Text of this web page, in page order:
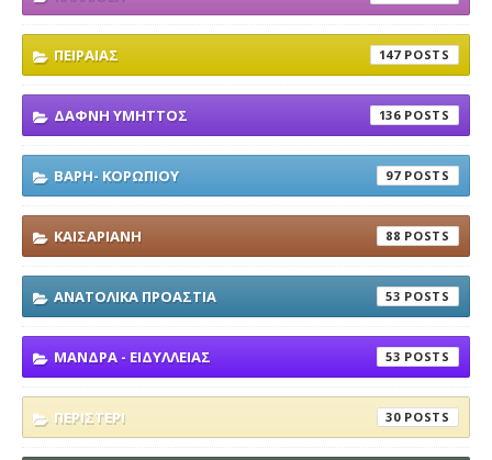
ΠΕΙΡΑΙΑΣ 147
ΔΑΦΝΗ ΥΜΗΤΤΟΣ 136
ΒΑΡΗ- ΚΟΡΩΠΙΟΥ 97
ΚΑΙΣΑΡΙΑΝΗ 88
ΑΝΑΤΟΛΙΚΑ ΠΡΟΑΣΤΙΑ 53
ΜΑΝΔΡΑ - ΕΙΔΥΛΛΕΙΑΣ 53
ΠΕΡΙΣΤΕΡΙ 30